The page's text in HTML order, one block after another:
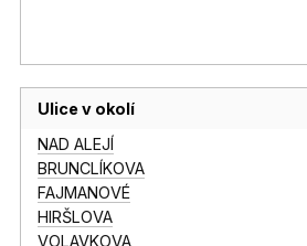
Ulice v okolí
NAD ALEJÍ
BRUNCLÍKOVA
FAJMANOVÉ
HIRŠLOVA
VOLAVKOVA